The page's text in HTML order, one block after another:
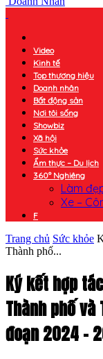
Video
Kinh tế
Top thương hiệu
Doanh nhân
Bất động sản
Nơi tôi sống
Showbiz
Xã hội
Sức khỏe
Ẩm thực – Du lịch
360° Nghiêng
Làm
Xe –
F
Trang chủ Sức khỏe
Thành phố...
Ký kết hợp
Thành phố và
đoạn 2024 –